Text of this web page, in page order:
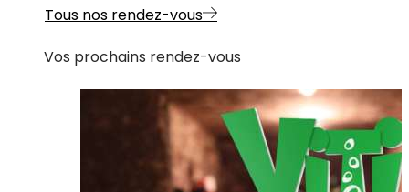
Tous nos rendez-vous
Vos prochains rendez-vous